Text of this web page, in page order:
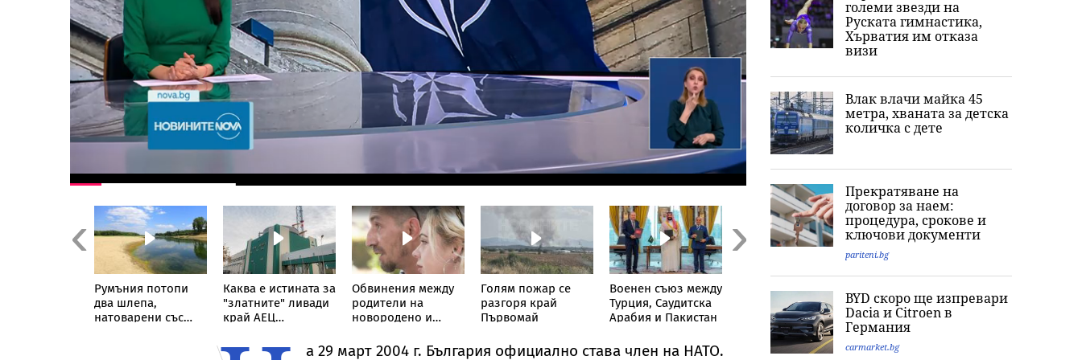
Previous
Румъния потопи
два шлепа,
натоварени със
Каква е истината за
"златните" ливади
край АЕЦ
Обвинения между
родители на
новородено и
Голям пожар се
разгоря край
Първомай
Военен съюз между
Турция, Саудитска
Арабия и Пакистан
Разрив в сърцето
на Европа между
Испания и Италия
- рисуван със
свастики, с
обръснати вежди,
горен с цигари
под
а 29 март 2004 г. България официално става член на НАТО.
големи звезди на
Руската гимнастика,
Хърватия им отказа
визи
Влак влачи майка 45
метра, хваната за детска
количка с дете
Прекратяване на
договор за наем:
процедура, срокове и
ключови документи
pariteni.bg
BYD скоро ще изпревари
Dacia и Citroеn в
Германия
carmarket.bg